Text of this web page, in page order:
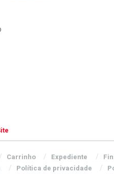
Carrinho Expediente
Política de privacidade